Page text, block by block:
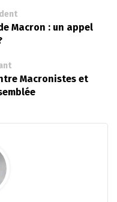
Macron : un appel
Macronistes et